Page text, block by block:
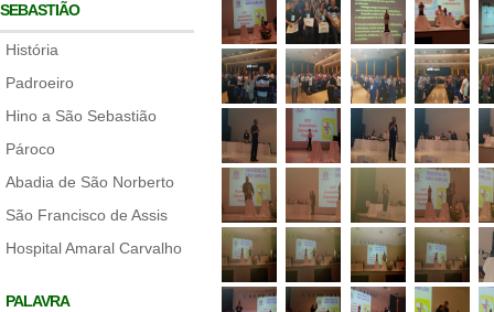
SEBASTIÃO
História
Padroeiro
Hino a São Sebastião
Pároco
Abadia de São Norberto
São Francisco de Assis
Hospital Amaral Carvalho
PALAVRA